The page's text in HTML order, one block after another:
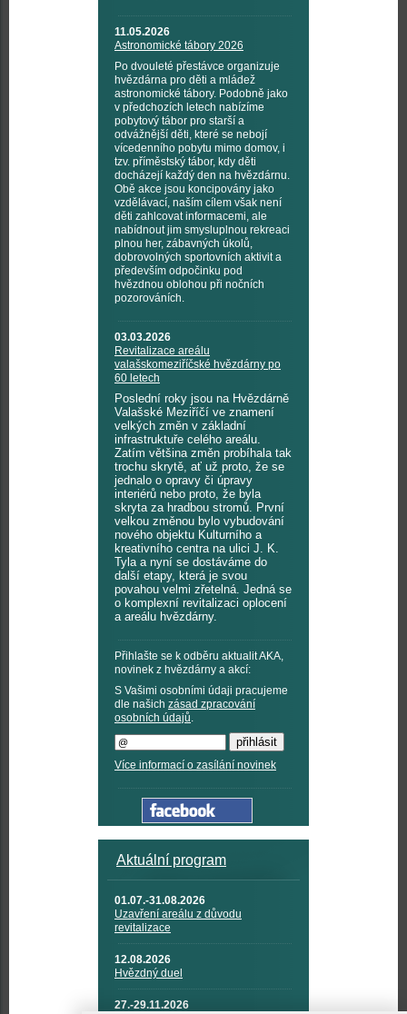
11.05.2026
Astronomické tábory 2026
Po dvouleté přestávce organizuje
hvězdárna pro děti a mládež
astronomické tábory. Podobně jako
v předchozích letech nabízíme
pobytový tábor pro starší a
odvážnější děti, které se nebojí
vícedenního pobytu mimo domov, i
tzv. příměstský tábor, kdy děti
docházejí každý den na hvězdárnu.
Obě akce jsou koncipovány jako
vzdělávací, naším cílem však není
děti zahlcovat informacemi, ale
nabídnout jim smysluplnou rekreaci
plnou her, zábavných úkolů,
dobrovolných sportovních aktivit a
především odpočinku pod
hvězdnou oblohou při nočních
pozorováních.
03.03.2026
Revitalizace areálu
valašskomeziříčské hvězdárny po
60 letech
Poslední roky jsou na Hvězdárně
Valašské Meziříčí ve znamení
velkých změn v základní
infrastruktuře celého areálu.
Zatím většina změn probíhala tak
trochu skrytě, ať už proto, že se
jednalo o opravy či úpravy
interiérů nebo proto, že byla
skryta za hradbou stromů. První
velkou změnou bylo vybudování
nového objektu Kulturního a
kreativního centra na ulici J. K.
Tyla a nyní se dostáváme do
další etapy, která je svou
povahou velmi zřetelná. Jedná se
o komplexní revitalizaci oplocení
a areálu hvězdárny.
Přihlašte se k odběru aktualit AKA,
novinek z hvězdárny a akcí:
S Vašimi osobními údaji pracujeme
dle našich zásad zpracování
osobních údajů.
Více informací o zasílání novinek
Aktuální program
01.07.-31.08.2026
Uzavření areálu z důvodu
revitalizace
12.08.2026
Hvězdný duel
27.-29.11.2026